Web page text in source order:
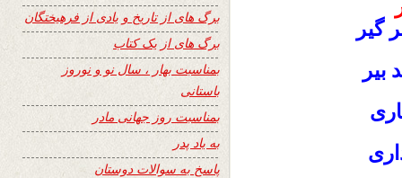
گیر
بیر
برگ های از تاریخ و یادی از فرهیختگان
برگ های از یک کتاب
بمناسبت بهار ، سال نو و نوروز
باستانی
بمناسبت روز جهانی مادر
به یاد پدر
پاسخ به سوالات دوستان